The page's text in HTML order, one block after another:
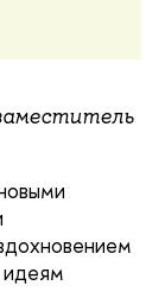
идеям